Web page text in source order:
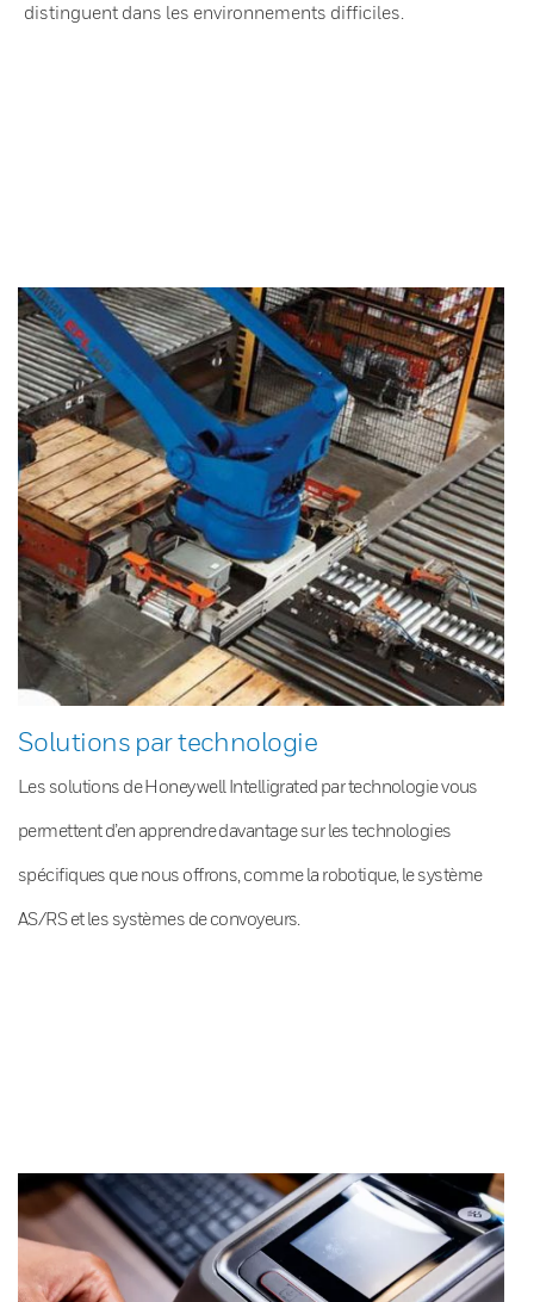
distinguent dans les environnements difficiles.
Solutions par technologie
Les solutions de Honeywell Intelligrated par technologie vous
permettent d’en apprendre davantage sur les technologies
spécifiques que nous offrons, comme la robotique, le système
AS/RS et les systèmes de convoyeurs.